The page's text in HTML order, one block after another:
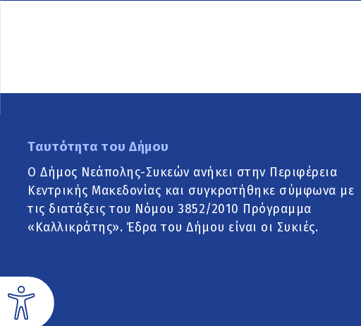
Ταυτότητα του Δήμου
Ο Δήμος Νεάπολης-Συκεών ανήκει στην Περιφέρεια
Κεντρικής Μακεδονίας και συγκροτήθηκε σύμφωνα με
τις διατάξεις του Νόμου 3852/2010 Πρόγραμμα
«Καλλικράτης». Έδρα του Δήμου είναι οι Συκιές.